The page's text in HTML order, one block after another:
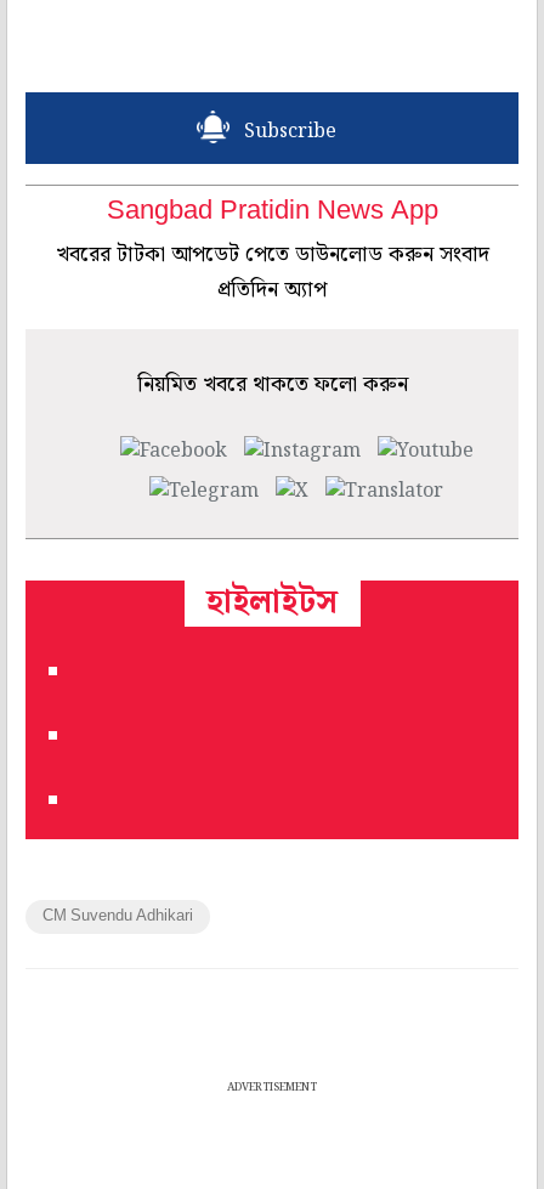
Subscribe
Sangbad Pratidin News App
খবরের টাটকা আপডেট পেতে ডাউনলোড করুন সংবাদ
প্রতিদিন অ্যাপ
নিয়মিত খবরে থাকতে ফলো করুন
হাইলাইটস
CM Suvendu Adhikari
ADVERTISEMENT